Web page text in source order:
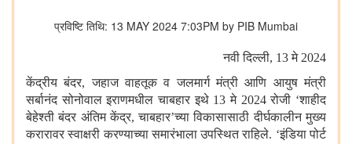
प्रविष्टि तिथि: 13 MAY 2024 7:03PM by PIB Mumbai
नवी दिल्ली, 13 मे 2024
केंद्रीय बंदर,जहाज वाहतूक व जलमार्ग मंत्री आणि आयुष मंत्री
सर्बानंद सोनोवाल इराणमधील चाबहार इथे 13 मे 2024 रोजी ‘शाहीद
बेहेश्ती बंदर अंतिम केंद्र,चाबहार’च्या विकासासाठी दीर्घकालीन मुख्य
करारावर स्वाक्षरी करण्याच्या समारंभाला उपस्थित राहिले. ‘इंडिया पोर्ट